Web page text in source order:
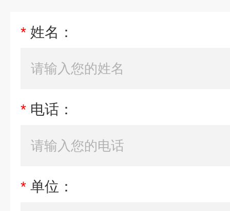
* 姓名：
* 电话：
* 单位：